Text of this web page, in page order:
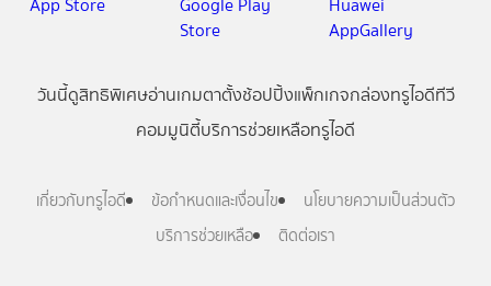
วันนี้ดูสิทธิพิเศษอ่านเกมตาตั้งช้อปปิ้งแพ็กเกจกล่องทรูไอดีทีวี
คอมมูนิตี้บริการช่วยเหลือทรูไอดี
เกี่ยวกับทรูไอดี ข้อกำหนดและเงื่อนไข
นโยบายความเป็นส่วนตัว
บริการช่วยเหลือ
ติดต่อเรา